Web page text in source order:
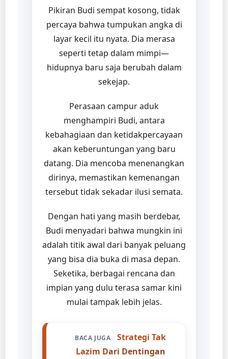
Pikiran Budi sempat kosong, tidak
percaya bahwa tumpukan angka di
layar kecil itu nyata. Dia merasa
seperti tetap dalam mimpi—
hidupnya baru saja berubah dalam
sekejap.
Perasaan campur aduk
menghampiri Budi, antara
kebahagiaan dan ketidakpercayaan
akan keberuntungan yang baru
datang. Dia mencoba menenangkan
dirinya, memastikan kemenangan
tersebut tidak sekadar ilusi semata.
Dengan hati yang masih berdebar,
Budi menyadari bahwa mungkin ini
adalah titik awal dari banyak peluang
yang bisa dia buka di masa depan.
Seketika, berbagai rencana dan
impian yang dulu terasa samar kini
mulai tampak lebih jelas.
BACA JUGA
Strategi Tak
Lazim Dari Dentingan